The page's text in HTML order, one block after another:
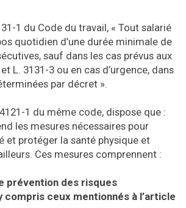
1 du Code du travail, « Tout salarié
quotidien d’une durée minimale de
sauf dans les cas prévus aux
L. 3131-3 ou en cas d’urgence, dans
par décret ».
1 du même code, dispose que :
les mesures nécessaires pour
et protéger la santé physique et
Ces mesures comprennent :
prévention des risques
compris ceux mentionnés à l’article